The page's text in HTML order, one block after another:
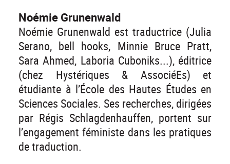
Noémie Grunenwald
Noémie Grunenwald est traductrice (Julia
Serano, bell hooks, Minnie Bruce Pratt,
Sara Ahmed, Laboria Cuboniks...), éditrice
(chez Hystériques & AssociéEs) et
étudiante à l’École des Hautes Études en
Sciences Sociales. Ses recherches, dirigées
par Régis Schlagdenhauffen, portent sur
l’engagement féministe dans les pratiques
de traduction.